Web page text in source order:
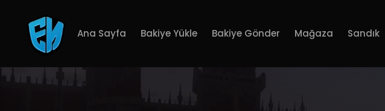
Ana Sayfa Bakiye Yükle Bakiye Gönder Mağaza Sandık